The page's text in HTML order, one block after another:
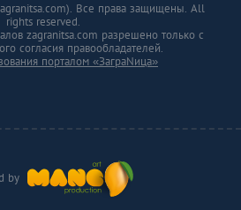
by
Все права защищены. All
rights reserved.
zagranitsa.com разрешено только с
согласия правообладателей.
порталом «ЗаграNица»